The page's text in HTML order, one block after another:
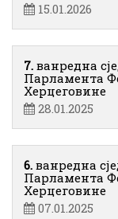
15.01.2026
7. ванредна
Парламента
Херцеговине
28.01.2025
6. ванредна
Парламента
Херцеговине
07.01.2025